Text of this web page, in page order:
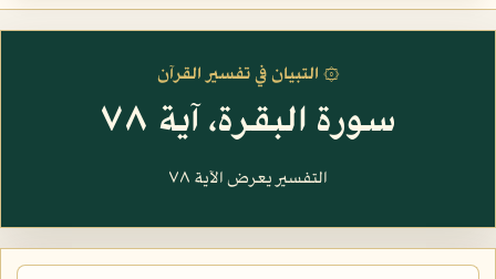
۞ التبيان في تفسير القرآن
سورة البقرة، آية ٧٨
التفسير يعرض الآية ٧٨